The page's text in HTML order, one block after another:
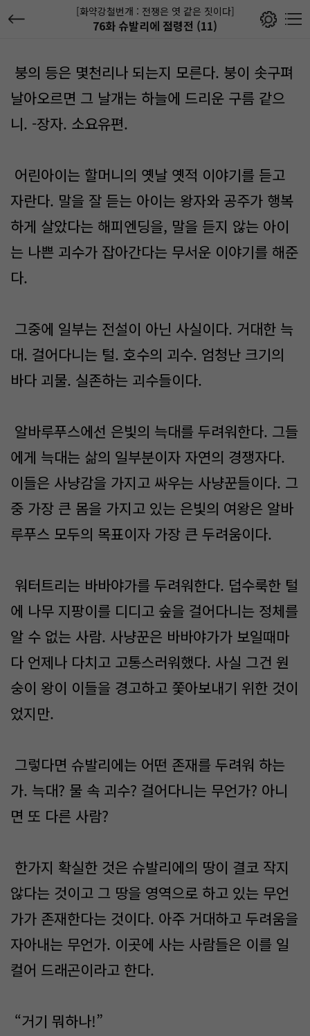
[화약강철번개 : 전쟁은 엿 같은 짓이다]
76화 슈발리에 점령전 (11)
붕의 등은 몇천리나 되는지 모른다. 붕이 솟구펴
날아오르면 그 날개는 하늘에 드리운 구름 같으
니. -장자. 소요유편.
어린아이는 할머니의 옛날 옛적 이야기를 듣고
자란다. 말을 잘 듣는 아이는 왕자와 공주가 행복
하게 살았다는 해피엔딩을, 말을 듣지 않는 아이
는 나쁜 괴수가 잡아간다는 무서운 이야기를 해준
다.
그중에 일부는 전설이 아닌 사실이다. 거대한 늑
대. 걸어다니는 털. 호수의 괴수. 엄청난 크기의
바다 괴물. 실존하는 괴수들이다.
알바루푸스에선 은빛의 늑대를 두려워한다. 그들
에게 늑대는 삶의 일부분이자 자연의 경쟁자다.
이들은 사냥감을 가지고 싸우는 사냥꾼들이다. 그
중 가장 큰 몸을 가지고 있는 은빛의 여왕은 알바
루푸스 모두의 목표이자 가장 큰 두려움이다.
워터트리는 바바야가를 두려워한다. 덥수룩한 털
에 나무 지팡이를 디디고 숲을 걸어다니는 정체를
알 수 없는 사람. 사냥꾼은 바바야가가 보일때마
다 언제나 다치고 고통스러워했다. 사실 그건 원
숭이 왕이 이들을 경고하고 쫓아보내기 위한 것이
었지만.
그렇다면 슈발리에는 어떤 존재를 두려워 하는
가. 늑대? 물 속 괴수? 걸어다니는 무언가? 아니
면 또 다른 사람?
한가지 확실한 것은 슈발리에의 땅이 결코 작지
않다는 것이고 그 땅을 영역으로 하고 있는 무언
가가 존재한다는 것이다. 아주 거대하고 두려움을
자아내는 무언가. 이곳에 사는 사람들은 이를 일
컬어 드래곤이라고 한다.
“거기 뭐하나!”